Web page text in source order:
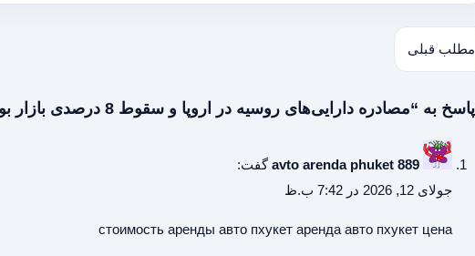
مطلب قبلی
avto arenda phuket 889 گفت:
جولای 12, 2026 در 7:42 ب.ظ
стоимость аренды авто пхукет аренда авто пхукет цена